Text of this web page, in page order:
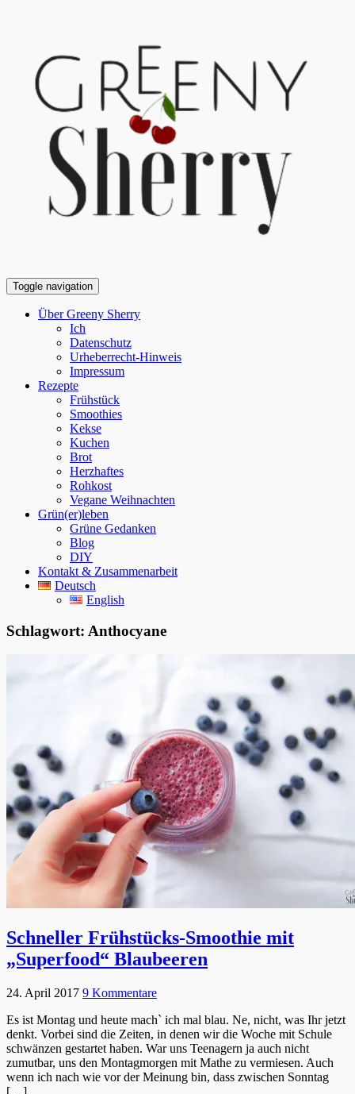
Toggle navigation
Über Greeny Sherry
Ich
Datenschutz
Urheberrecht-Hinweis
Impressum
Rezepte
Frühstück
Smoothies
Kekse
Kuchen
Brot
Herzhaftes
Rohkost
Vegane Weihnachten
Grün(er)leben
Grüne Gedanken
Blog
DIY
Kontakt & Zusammenarbeit
Deutsch
English
Schlagwort: Anthocyane
Schneller Frühstücks-Smoothie mit
„Superfood“ Blaubeeren
24. April 2017 9 Kommentare
Es ist Montag und heute mach` ich mal blau. Ne, nicht, was Ihr jetzt
denkt. Vorbei sind die Zeiten, in denen wir die Woche mit Schule
schwänzen gestartet haben. War uns Teenagern ja auch nicht
zumutbar, uns den Montagmorgen mit Mathe zu vermiesen. Auch
wenn ich nach wie vor der Meinung bin, dass zwischen Sonntag